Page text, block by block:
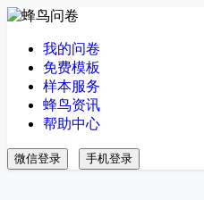
我的问卷
免费模板
样本服务
蜂鸟资讯
帮助中心
微信登录 手机登录